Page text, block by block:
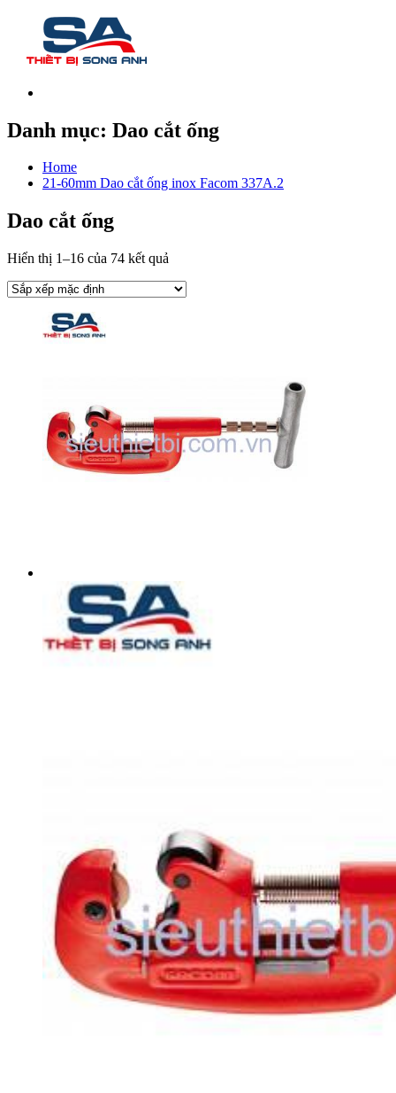
Danh mục: Dao cắt ống
Home
21-60mm Dao cắt ống inox Facom 337A.2
Dao cắt ống
Hiển thị 1–16 của 74 kết quả